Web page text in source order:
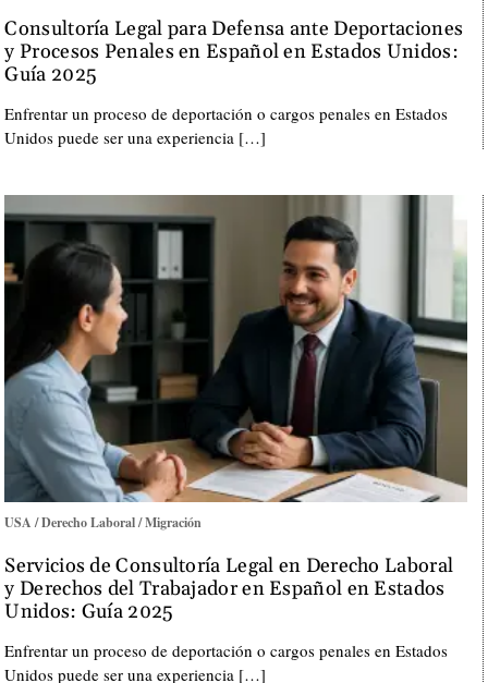
Consultoría Legal para Defensa ante Deportaciones
y Procesos Penales en Español en Estados Unidos:
Guía 2025
Enfrentar un proceso de deportación o cargos penales en Estados
Unidos puede ser una experiencia […]
USA / Derecho Laboral / Migración
Servicios de Consultoría Legal en Derecho Laboral
y Derechos del Trabajador en Español en Estados
Unidos: Guía 2025
Enfrentar un proceso de deportación o cargos penales en Estados
Unidos puede ser una experiencia […]